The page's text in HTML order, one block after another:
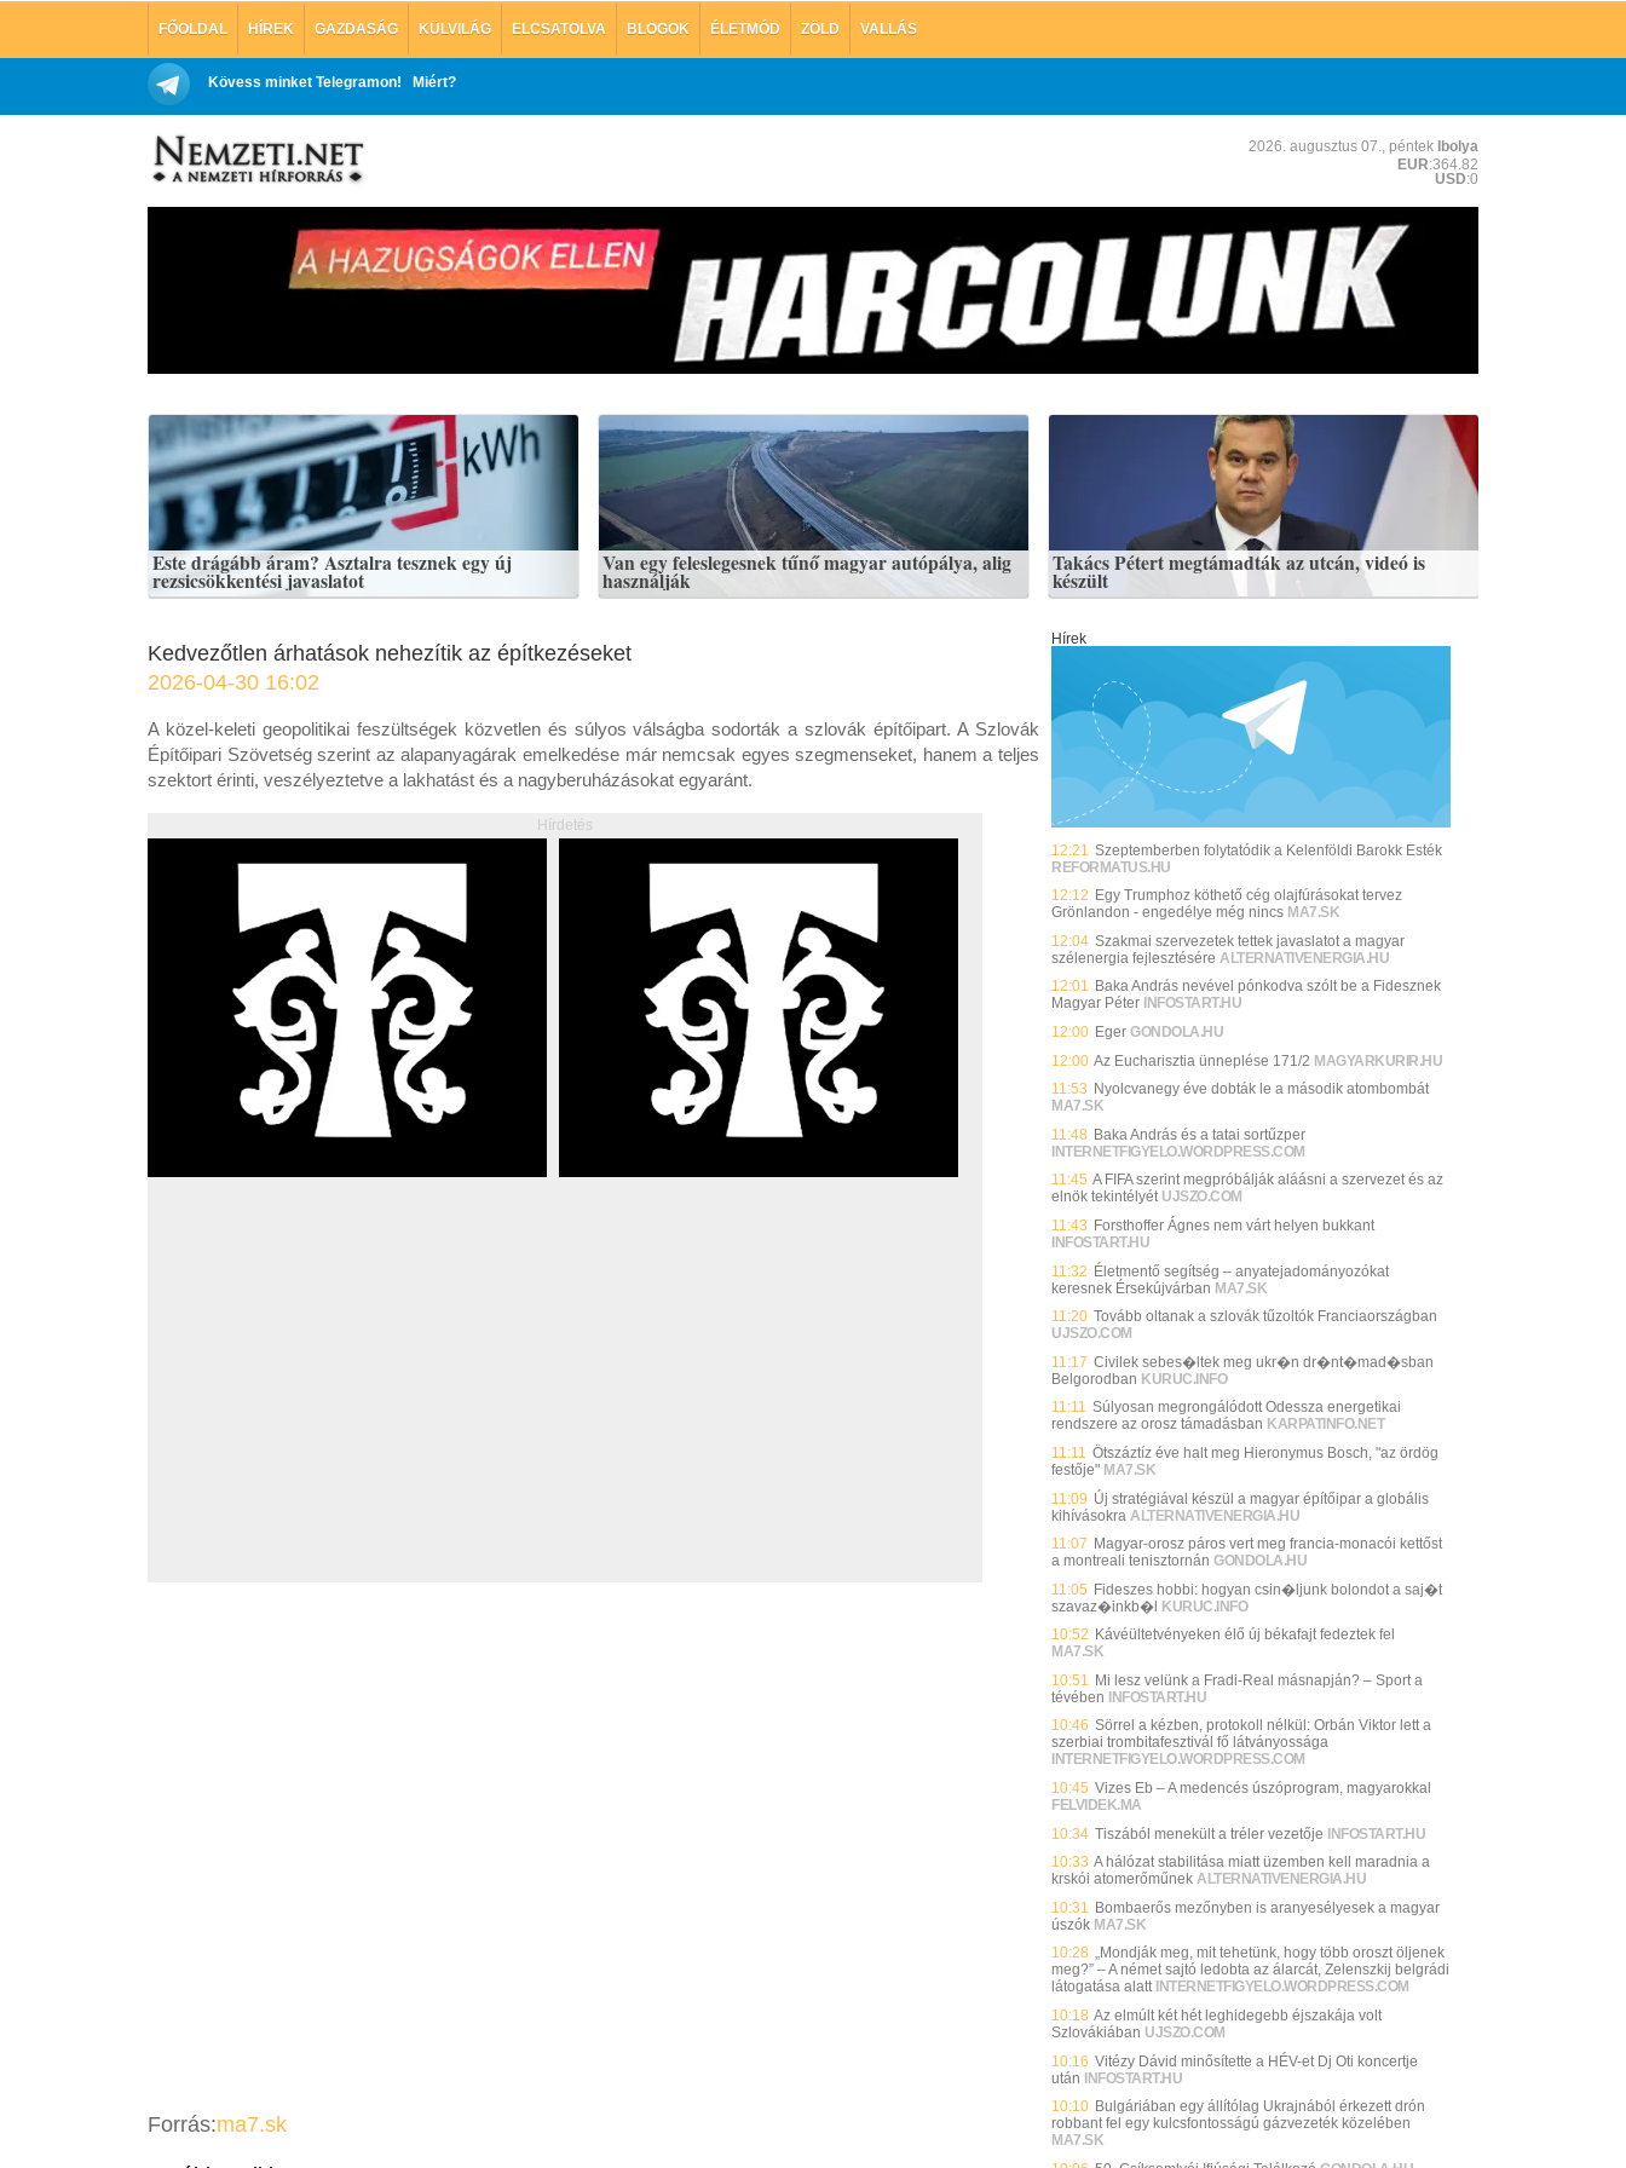
FŐOLDAL HÍREK GAZDASÁG KÜLVILÁG ELCSATOLVA BLOGOK ÉLETMÓD ZÖLD VALLÁS
Kövess minket Telegramon! Miért?
2026. augusztus 07., péntek Ibolya
EUR:364.82
USD:0
Este drágább áram? Asztalra tesznek egy új
rezsicsökkentési javaslatot
Van egy feleslegesnek tűnő magyar autópálya, alig
használják
Takács Pétert megtámadták az utcán, videó is
készült
Kedvezőtlen árhatások nehezítik az építkezéseket
2026-04-30 16:02
A közel-keleti geopolitikai feszültségek közvetlen és súlyos válságba sodorták a szlovák építőipart. A Szlovák
Építőipari Szövetség szerint az alapanyagárak emelkedése már nemcsak egyes szegmenseket, hanem a teljes
szektort érinti, veszélyeztetve a lakhatást és a nagyberuházásokat egyaránt.
Hírdetés
Forrás:ma7.sk
Hírek
12:21 Szeptemberben folytatódik a Kelenföldi Barokk Esték
REFORMATUS.HU
12:12 Egy Trumphoz köthető cég olajfúrásokat tervez
Grönlandon - engedélye még nincs MA7.SK
12:04 Szakmai szervezetek tettek javaslatot a magyar
szélenergia fejlesztésére ALTERNATIVENERGIA.HU
12:01 Baka András nevével pónkodva szólt be a Fidesznek
Magyar Péter INFOSTART.HU
12:00 Eger GONDOLA.HU
12:00 Az Eucharisztia ünneplése 171/2 MAGYARKURIR.HU
11:53 Nyolcvanegy éve dobták le a második atombombát
MA7.SK
11:48 Baka András és a tatai sortűzper
INTERNETFIGYELO.WORDPRESS.COM
11:45 A FIFA szerint megpróbálják aláásni a szervezet és az
elnök tekintélyét UJSZO.COM
11:43 Forsthoffer Ágnes nem várt helyen bukkant
INFOSTART.HU
11:32 Életmentő segítség – anyatejadományozókat
keresnek Érsekújvárban MA7.SK
11:20 Tovább oltanak a szlovák tűzoltók Franciaországban
UJSZO.COM
11:17 Civilek sebes�ltek meg ukr�n dr�nt�mad�sban
Belgorodban KURUC.INFO
11:11 Súlyosan megrongálódott Odessza energetikai
rendszere az orosz támadásban KARPATINFO.NET
11:11 Ötszáztíz éve halt meg Hieronymus Bosch, "az ördög
festője" MA7.SK
11:09 Új stratégiával készül a magyar építőipar a globális
kihívásokra ALTERNATIVENERGIA.HU
11:07 Magyar-orosz páros vert meg francia-monacói kettőst
a montreali tenisztornán GONDOLA.HU
11:05 Fideszes hobbi: hogyan csin�ljunk bolondot a saj�t
szavaz�inkb�l KURUC.INFO
10:52 Kávéültetvényeken élő új békafajt fedeztek fel
MA7.SK
10:51 Mi lesz velünk a Fradi-Real másnapján? – Sport a
tévében INFOSTART.HU
10:46 Sörrel a kézben, protokoll nélkül: Orbán Viktor lett a
szerbiai trombitafesztivál fő látványossága
INTERNETFIGYELO.WORDPRESS.COM
10:45 Vizes Eb – A medencés úszóprogram, magyarokkal
FELVIDEK.MA
10:34 Tiszából menekült a tréler vezetője INFOSTART.HU
10:33 A hálózat stabilitása miatt üzemben kell maradnia a
krskói atomerőműnek ALTERNATIVENERGIA.HU
10:31 Bombaerős mezőnyben is aranyesélyesek a magyar
úszók MA7.SK
10:28 „Mondják meg, mit tehetünk, hogy több oroszt öljenek
meg?” – A német sajtó ledobta az álarcát, Zelenszkij belgrádi
látogatása alatt INTERNETFIGYELO.WORDPRESS.COM
10:18 Az elmúlt két hét leghidegebb éjszakája volt
Szlovákiában UJSZO.COM
10:16 Vitézy Dávid minősítette a HÉV-et Dj Oti koncertje
után INFOSTART.HU
10:10 Bulgáriában egy állítólag Ukrajnából érkezett drón
robbant fel egy kulcsfontosságú gázvezeték közelében
MA7.SK